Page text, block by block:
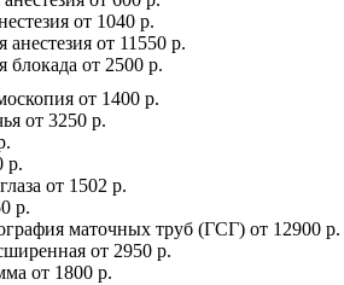
от 1040 р.
от 11550 р.
блокада от 2500 р.
от 1400 р.
от 3250 р.
р.
от 1502 р.
р.
маточных труб (ГСГ) от 12900 р.
от 2950 р.
от 1800 р.